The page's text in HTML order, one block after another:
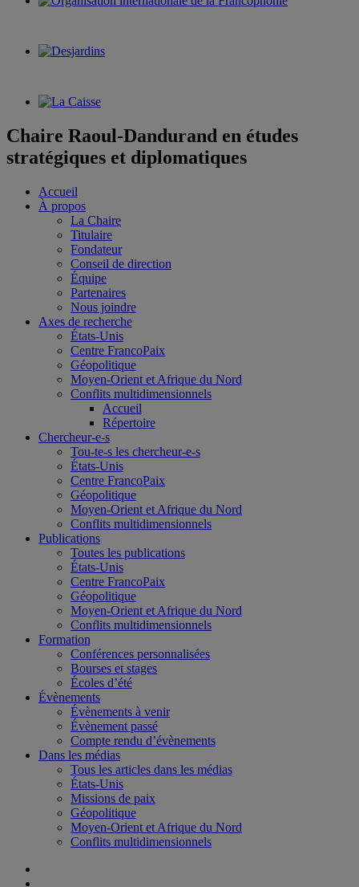
Chaire Raoul-Dandurand en études
stratégiques et diplomatiques
Accueil
À propos
La Chaire
Titulaire
Fondateur
Conseil de direction
Équipe
Partenaires
Nous joindre
Axes de recherche
États-Unis
Centre FrancoPaix
Géopolitique
Moyen-Orient et Afrique du Nord
Conflits multidimensionnels
Accueil
Répertoire
Chercheur-e-s
Tou-te-s les chercheur-e-s
États-Unis
Centre FrancoPaix
Géopolitique
Moyen-Orient et Afrique du Nord
Conflits multidimensionnels
Publications
Toutes les publications
États-Unis
Centre FrancoPaix
Géopolitique
Moyen-Orient et Afrique du Nord
Conflits multidimensionnels
Formation
Conférences personnalisées
Bourses et stages
Écoles d’été
Évènements
Évènements à venir
Évènement passé
Compte rendu d’évènements
Dans les médias
Tous les articles dans les médias
États-Unis
Missions de paix
Géopolitique
Moyen-Orient et Afrique du Nord
Conflits multidimensionnels